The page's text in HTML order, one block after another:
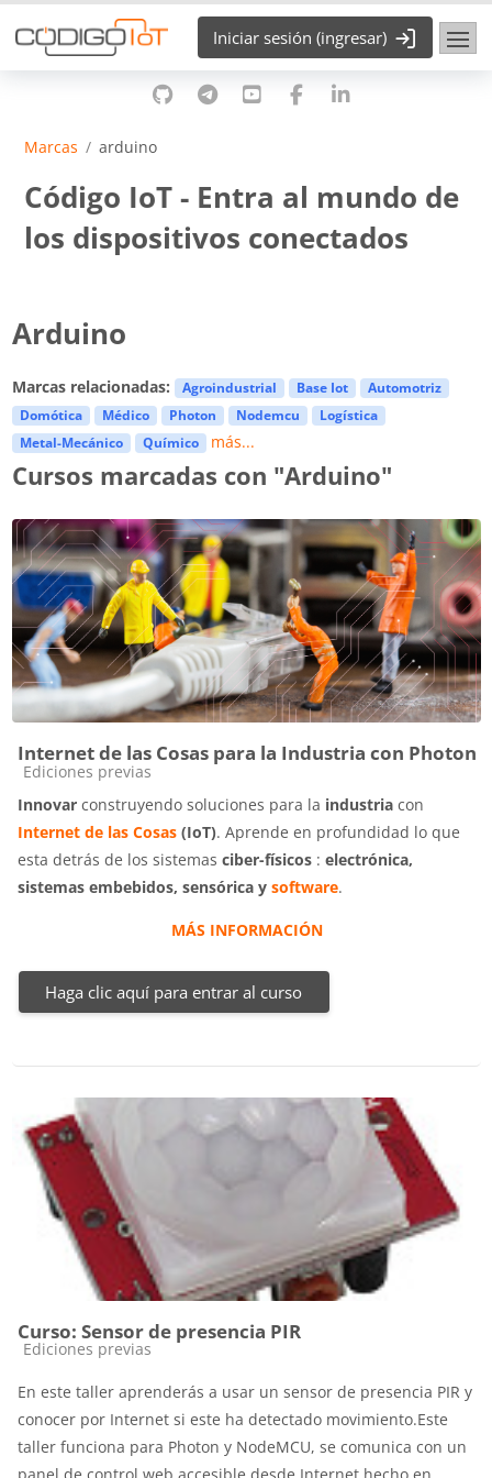
Saltar al contenido principal
Iniciar sesión (ingresar)
Marcas arduino
Código IoT - Entra al mundo de
los dispositivos conectados
Arduino
Marcas relacionadas: Agroindustrial Base Iot
Automotriz
Domótica
Médico Photon Nodemcu
Logística
Metal-Mecánico
Químico más...
Cursos marcadas con "Arduino"
Internet de las Cosas para la Industria con Photon
Categoría de cursos
Ediciones previas
Innovarconstruyendo soluciones para la industria con
Internet de las Cosas(IoT). Aprende en profundidad lo que
esta detrás de los sistemas ciber-físicos: electrónica,
sistemas embebidos, sensórica y software.
MÁS INFORMACIÓN
Haga clic aquí para entrar al curso
Curso: Sensor de presencia PIR
Categoría de cursos
Ediciones previas
En este taller aprenderás a usar un sensor de presencia PIR y
conocer por Internet si este ha detectado movimiento.Este
taller funciona para Photon y NodeMCU, se comunica con un